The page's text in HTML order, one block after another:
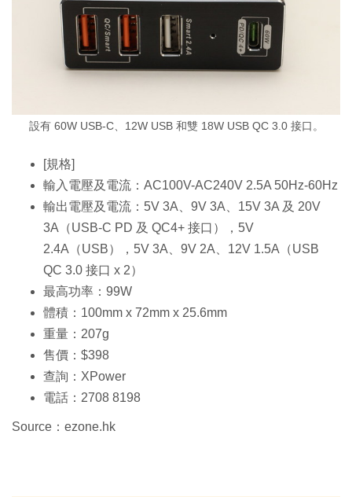
設有 60W USB-C、12W USB 和雙 18W USB QC 3.0 接口。
[規格]
輸入電壓及電流：AC100V-AC240V 2.5A 50Hz-60Hz
輸出電壓及電流：5V 3A、9V 3A、15V 3A 及 20V
3A（USB-C PD 及 QC4+ 接口），5V
2.4A（USB），5V 3A、9V 2A、12V 1.5A（USB
QC 3.0 接口 x 2）
最高功率：99W
體積：100mm x 72mm x 25.6mm
重量：207g
售價：$398
查詢：XPower
電話：2708 8198
Source：ezone.hk